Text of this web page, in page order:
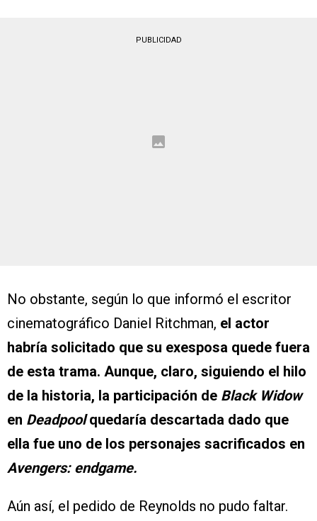
PUBLICIDAD
No obstante, según lo que informó el escritor
cinematográfico Daniel Ritchman, el actor
habría solicitado que su exesposa quede fuera
de esta trama. Aunque, claro, siguiendo el hilo
de la historia, la participación de Black Widow
en Deadpoolquedaría descartada dado que
ella fue uno de los personajes sacrificados en
Avengers: endgame.
Aún así, el pedido de Reynolds no pudo faltar.